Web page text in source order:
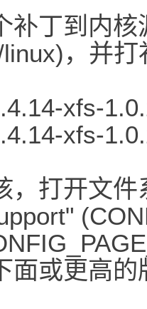
补丁到内核
，并打
xfs-
xfs-
，打开文
面或更高的